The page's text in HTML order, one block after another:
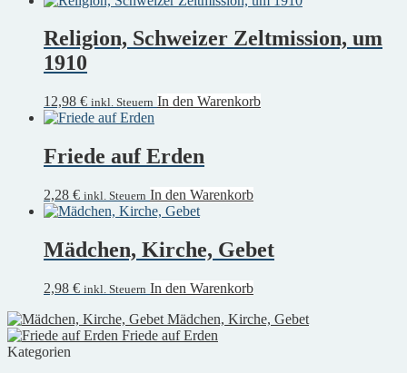
Religion, Schweizer Zeltmission, um
1910
12,98 € inkl. Steuern In den Warenkorb
Friede auf Erden
2,28 € inkl. Steuern In den Warenkorb
Mädchen, Kirche, Gebet
2,98 € inkl. Steuern In den Warenkorb
Mädchen, Kirche, Gebet
Friede auf Erden
Kategorien